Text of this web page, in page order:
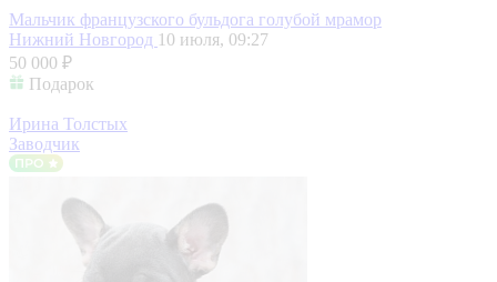
Мальчик французского бульдога голубой мрамор
Нижний Новгород 10 июля, 09:27
50 000 ₽
Подарок
Ирина Толстых
Заводчик